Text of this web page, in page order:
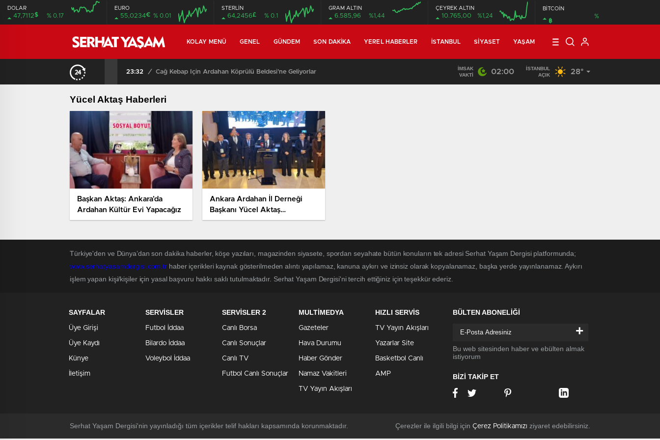
DOLAR
47,7112$ % 0.17
EURO
55,0234€ % 0.01
STERLİN
64,2456£ % 0.1
GRAM ALTIN
6.585,96 %1,44
ÇEYREK ALTIN
10.765,00 %1,24
BİTCOİN
฿
%
KOLAY MENÜ GENEL GÜNDEM SON DAKIKA YEREL HABERLER İSTANBUL SIYASET YAŞAM
23:32 / Cağ Kebap İçin Ardahan Köprülü Beldesi’ne Geliyorlar 22:25 / CHP, İstanbul’da 23 ilçe Başkan Atamasını Yaptı
İMSAK
VAKTI
02:00
İSTANBUL
AÇIK
28°
Yücel Aktaş Haberleri
Başkan Aktaş: Ankara’da
Ardahan Kültür Evi Yapacağız
Ankara Ardahan İl Derneği
Başkanı Yücel Aktaş
Konuşması
Türkiye'den ve Dünya’dan son dakika haberler, köşe yazıları, magazinden siyasete, spordan seyahate bütün konuların tek adresi Serhat Yaşam Dergisi platformunda;
www.serhatyasamdergisi.com.tr haber içerikleri kaynak gösterilmeden alıntı yapılamaz, kanuna aykırı ve izinsiz olarak kopyalanamaz, başka yerde yayınlanamaz. Aykırı
işlem yapan kişi/kişiler için yasal başvuru hakkı saklı tutulmaktadır. Serhat Yaşam Dergisi'ni tercih ettiğiniz için teşekkür ederiz.
SAYFALAR
Üye Girişi
Üye Kaydı
Künye
İletişim
SERVİSLER
Futbol İddaa
Bilardo İddaa
Voleybol İddaa
SERVİSLER 2
Canlı Borsa
Canlı Sonuçlar
Canlı TV
Futbol Canlı Sonuçlar
MULTİMEDYA
Gazeteler
Hava Durumu
Haber Gönder
Namaz Vakitleri
TV Yayın Akışları
HIZLI SERVİS
TV Yayın Akışları
Yazarlar Site
Basketbol Canlı
AMP
BÜLTEN ABONELİĞİ
+
Bu web sitesinden haber ve ebülten almak
istiyorum
BİZİ TAKİP ET
Serhat Yaşam Dergisi'nin yayınladığı tüm içerikler telif hakları kapsamında korunmaktadır. Çerezler ile ilgili bilgi için Çerez Politikamızı ziyaret edebilirsiniz.